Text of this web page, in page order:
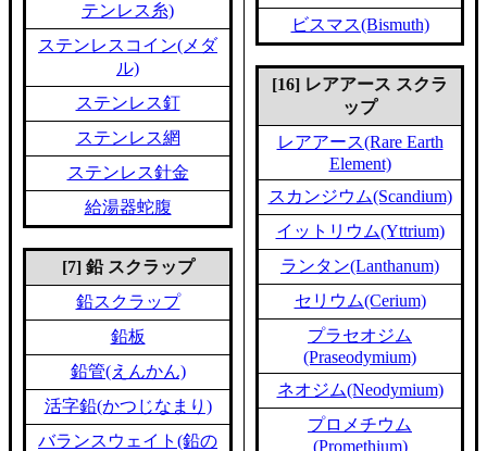
テンレス糸)
ステンレスコイン(メダ
ル)
ステンレス釘
ステンレス網
ステンレス針金
給湯器蛇腹
[7] 鉛 スクラップ
鉛スクラップ
鉛板
鉛管(えんかん)
活字鉛(かつじなまり)
バランスウェイト(鉛の
ビスマス(Bismuth)
[16] レアアース スクラ
ップ
レアアース(Rare Earth
Element)
スカンジウム(Scandium)
イットリウム(Yttrium)
ランタン(Lanthanum)
セリウム(Cerium)
プラセオジム
(Praseodymium)
ネオジム(Neodymium)
プロメチウム
(Promethium)